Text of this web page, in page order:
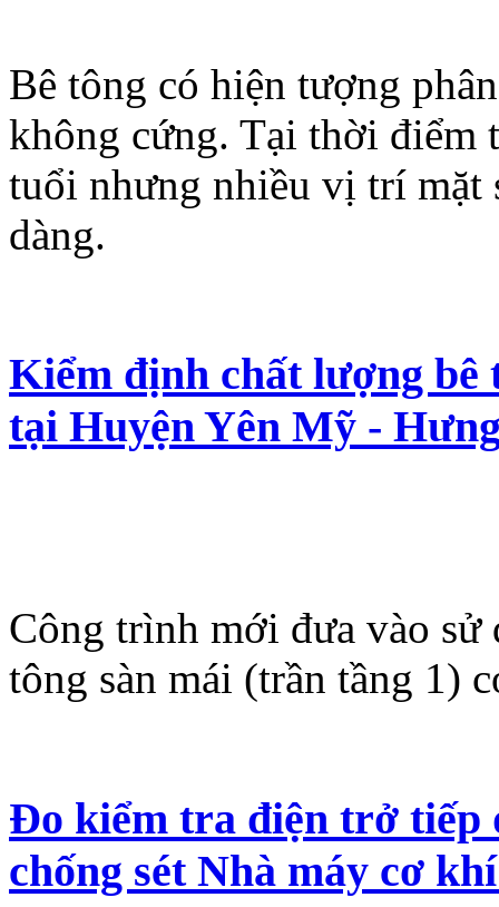
Bê tông có hiện tượng
không cứng. Tại thời điểm
tuổi nhưng nhiều vị trí mặt
dàng.
Kiểm định chất lượng bê
tại Huyện Yên Mỹ -
Công trình mới đưa vào sử
tông sàn mái (trần tầng 1)
Đo kiểm tra điện trở tiếp
chống sét Nhà máy cơ